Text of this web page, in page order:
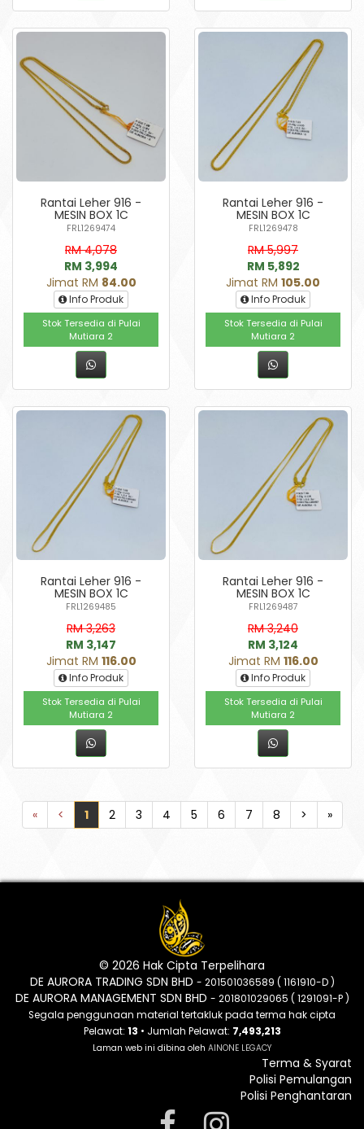
Rantai Leher 916 -
MESIN BOX 1C
FRL1269474
RM 4,078
RM 3,994
Jimat RM 84.00
Info Produk
Stok Tersedia di Pulai
Mutiara 2
Rantai Leher 916 -
MESIN BOX 1C
FRL1269478
RM 5,997
RM 5,892
Jimat RM 105.00
Info Produk
Stok Tersedia di Pulai
Mutiara 2
Rantai Leher 916 -
MESIN BOX 1C
FRL1269485
RM 3,263
RM 3,147
Jimat RM 116.00
Info Produk
Stok Tersedia di Pulai
Mutiara 2
Rantai Leher 916 -
MESIN BOX 1C
FRL1269487
RM 3,240
RM 3,124
Jimat RM 116.00
Info Produk
Stok Tersedia di Pulai
Mutiara 2
« < 1 2 3 4 5 6 7 8 > »
© 2026 Hak Cipta Terpelihara
DE AURORA TRADING SDN BHD - 201501036589 ( 1161910-D )
DE AURORA MANAGEMENT SDN BHD - 201801029065 ( 1291091-P )
Segala penggunaan material tertakluk pada terma hak cipta
Pelawat: 13 • Jumlah Pelawat: 7,493,213
Laman web ini dibina oleh AINONE LEGACY
Terma & Syarat
Polisi Pemulangan
Polisi Penghantaran